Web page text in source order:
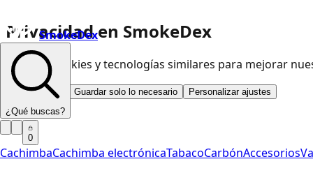
Privacidad en SmokeDex
Usamos cookies y tecnologías similares para mejorar
Aceptar todo Guardar solo lo necesario Personalizar ajustes
SmokeDex
¿Qué buscas?
0
CachimbaCachimba electrónicaTabacoCarbónAccesorios